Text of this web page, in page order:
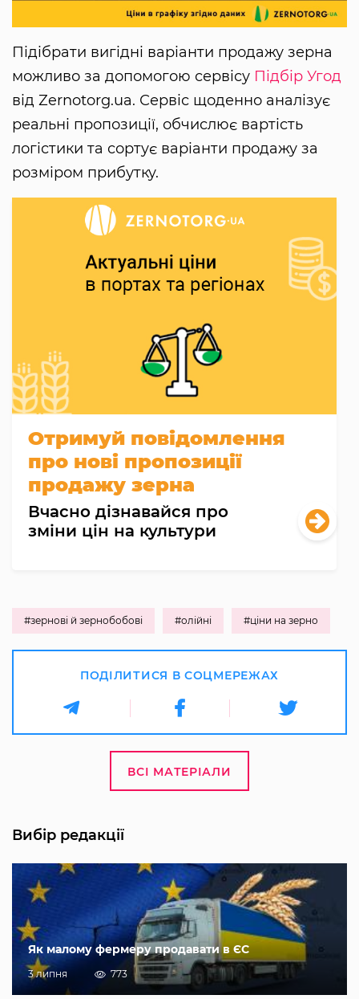
Підібрати вигідні варіанти продажу зерна
можливо за допомогою сервісу Підбір Угод
від Zernotorg.ua. Сервіс щоденно аналізує
реальні пропозиції, обчислює вартість
логістики та сортує варіанти продажу за
розміром прибутку.
Отримуй повідомлення
про нові пропозиції
продажу зерна
Вчасно дізнавайся про
зміни цін на культури
#зернові й зернобобові #олійні #ціни на зерно
ПОДІЛИТИСЯ В СОЦМЕРЕЖАХ
ВСІ МАТЕРІАЛИ
Вибір редакції
Як малому фермеру продавати в ЄС
3 липня 773